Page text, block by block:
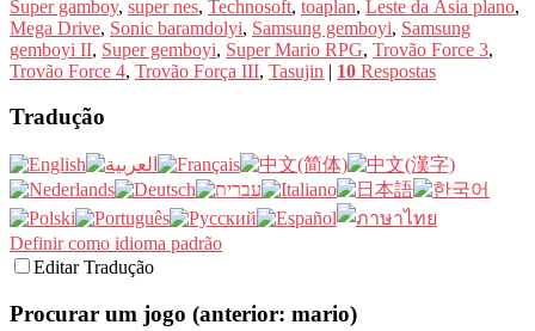
Super gamboy, super nes, Technosoft, toaplan, Leste da Ásia plano,
Mega Drive, Sonic baramdolyi, Samsung gemboyi, Samsung
gemboyi II, Super gemboyi, Super Mario RPG, Trovão Force 3,
Trovão Force 4, Trovão Força III, Tasujin | 10 Respostas
Tradução
Definir como idioma padrão
Editar Tradução
Procurar um jogo (anterior: mario)